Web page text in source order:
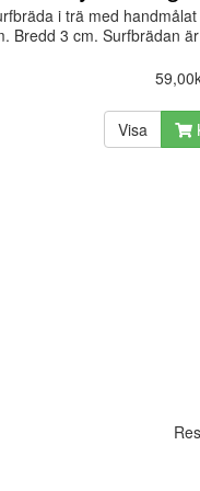
i trä med
Bredd 3 cm. Surfbrädan
Visa